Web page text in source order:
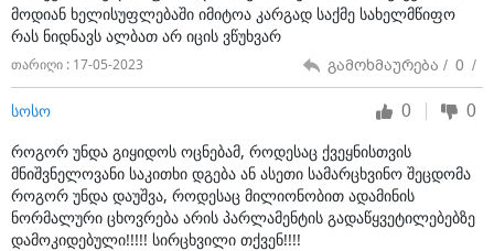
მოდიან ხელისუფლებაში იმიტოა კარგად საქმე სახელმწიფო
რას ნიდნავს ალბათ არ იცის ვწუხვარ
თარიღი : 17-05-2023 გამოხმაურება / 0 /
სოსო 0 0
როგორ უნდა გიყიდოს ოცნებამ, როდესაც ქვეყნისთვის
მნიშვნელოვანი საკითხი დგება ან ასეთი სამარცხვინო შეცდომა
როგორ უნდა დაუშვა, როდესაც მილიონობით ადამინის
ნორმალური ცხოვრება არის პარლამენტის გადაწყვეტილებებზე
დამოკიდებული!!!!! სირცხვილი თქვენ!!!!